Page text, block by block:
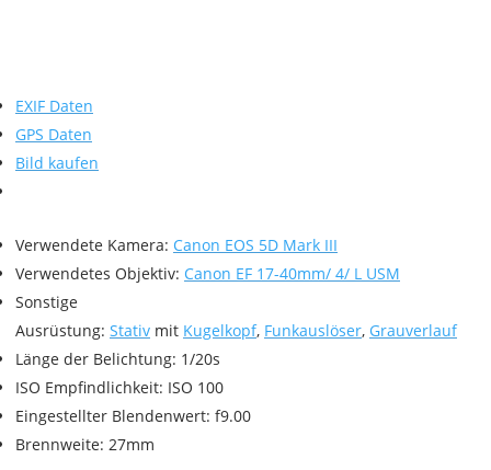
EXIF Daten
GPS Daten
Bild kaufen
Verwendete Kamera: Canon EOS 5D Mark III
Verwendetes Objektiv: Canon EF 17-40mm/ 4/ L USM
Sonstige
Ausrüstung: Stativ mit Kugelkopf, Funkauslöser, Grauverlauf
Länge der Belichtung: 1/20s
ISO Empfindlichkeit: ISO 100
Eingestellter Blendenwert: f9.00
Brennweite: 27mm